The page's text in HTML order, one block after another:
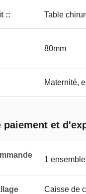
:: Table
80mm
Maternité,
paiement et
1 ensemble
Caisse de